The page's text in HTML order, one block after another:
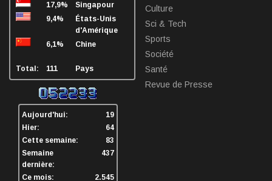
17,9%
Singapour
9,4%
États-Unis
d'Amérique
6,1%
Chine
Total: 111 Pays
Aujourd'hui:
19
Hier:
64
Cette semaine:
83
Semaine
dernière:
437
Ce mois: 2.545
Culture
Sci & Tech
Sports
Société
Santé
Revue de Presse